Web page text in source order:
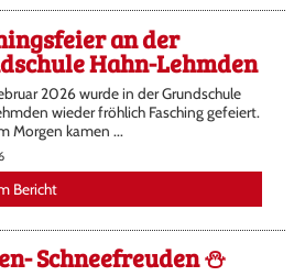
an der
Hahn-Lehmden
2026 wurde in der Grundschule
wieder fröhlich Fasching gefeiert.
Morgen kamen ...
Bericht
Schneefreuden ⛄️